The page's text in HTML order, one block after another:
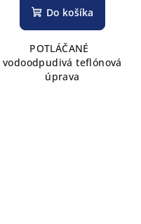
Do košíka
POTLÁČANÉ
vodoodpudivá teflónová
úprava